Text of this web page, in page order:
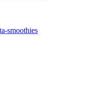
smoothies